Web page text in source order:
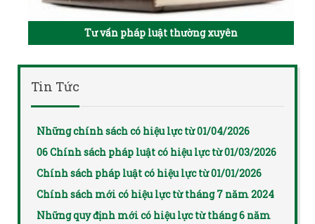
Tư vấn pháp luật thường xuyên
Tin Tức
Những chính sách có hiệu lực từ 01/04/2026
06 Chính sách pháp luật có hiệu lực từ 01/03/2026
Chính sách pháp luật có hiệu lực từ 01/01/2026
Chính sách mới có hiệu lực từ tháng 7 năm 2024
Những quy định mới có hiệu lực từ tháng 6 năm